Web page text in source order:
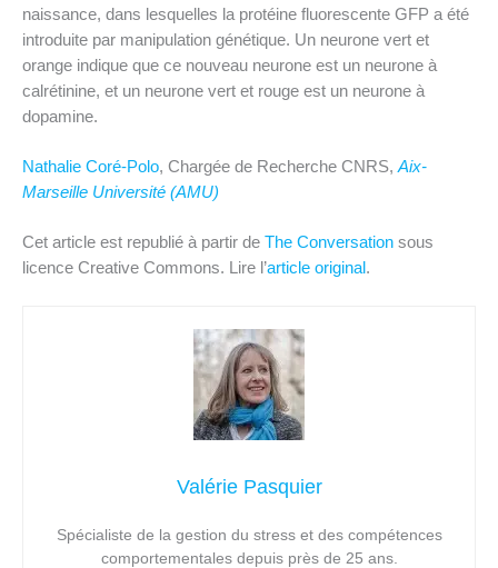
naissance, dans lesquelles la protéine fluorescente GFP a été
introduite par manipulation génétique. Un neurone vert et
orange indique que ce nouveau neurone est un neurone à
calrétinine, et un neurone vert et rouge est un neurone à
dopamine.
Nathalie Coré-Polo, Chargée de Recherche CNRS, Aix-
Marseille Université (AMU)
Cet article est republié à partir de The Conversation sous
licence Creative Commons. Lire l’article original .
Valérie Pasquier
Spécialiste de la gestion du stress et des compétences
comportementales depuis près de 25 ans.